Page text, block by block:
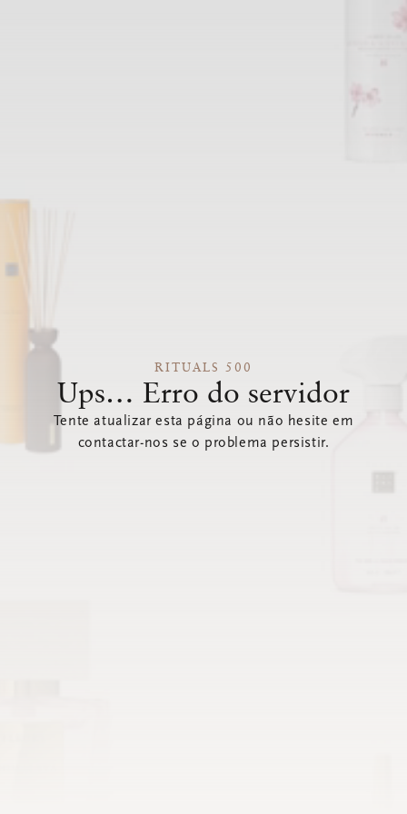
RITUALS 500
Ups… Erro do servidor
Tente atualizar esta página ou não hesite em
contactar-nos se o problema persistir.